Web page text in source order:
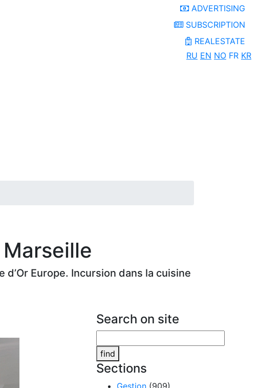
ADVERTISING
SUBSCRIPTION
REALESTATE
RU EN NO FR KR
d’Or Europe. Incursion dans la cuisine
Search on site
find
Sections
Gestion (909)